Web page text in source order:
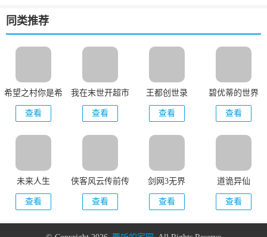
同类推荐
希望之村你是希
望
查看
我在末世开超市
新秩序
查看
王都创世录
查看
碧优蒂的世界
查看
未来人生
查看
侠客风云传前传
查看
剑网3无界
查看
道诡异仙
查看